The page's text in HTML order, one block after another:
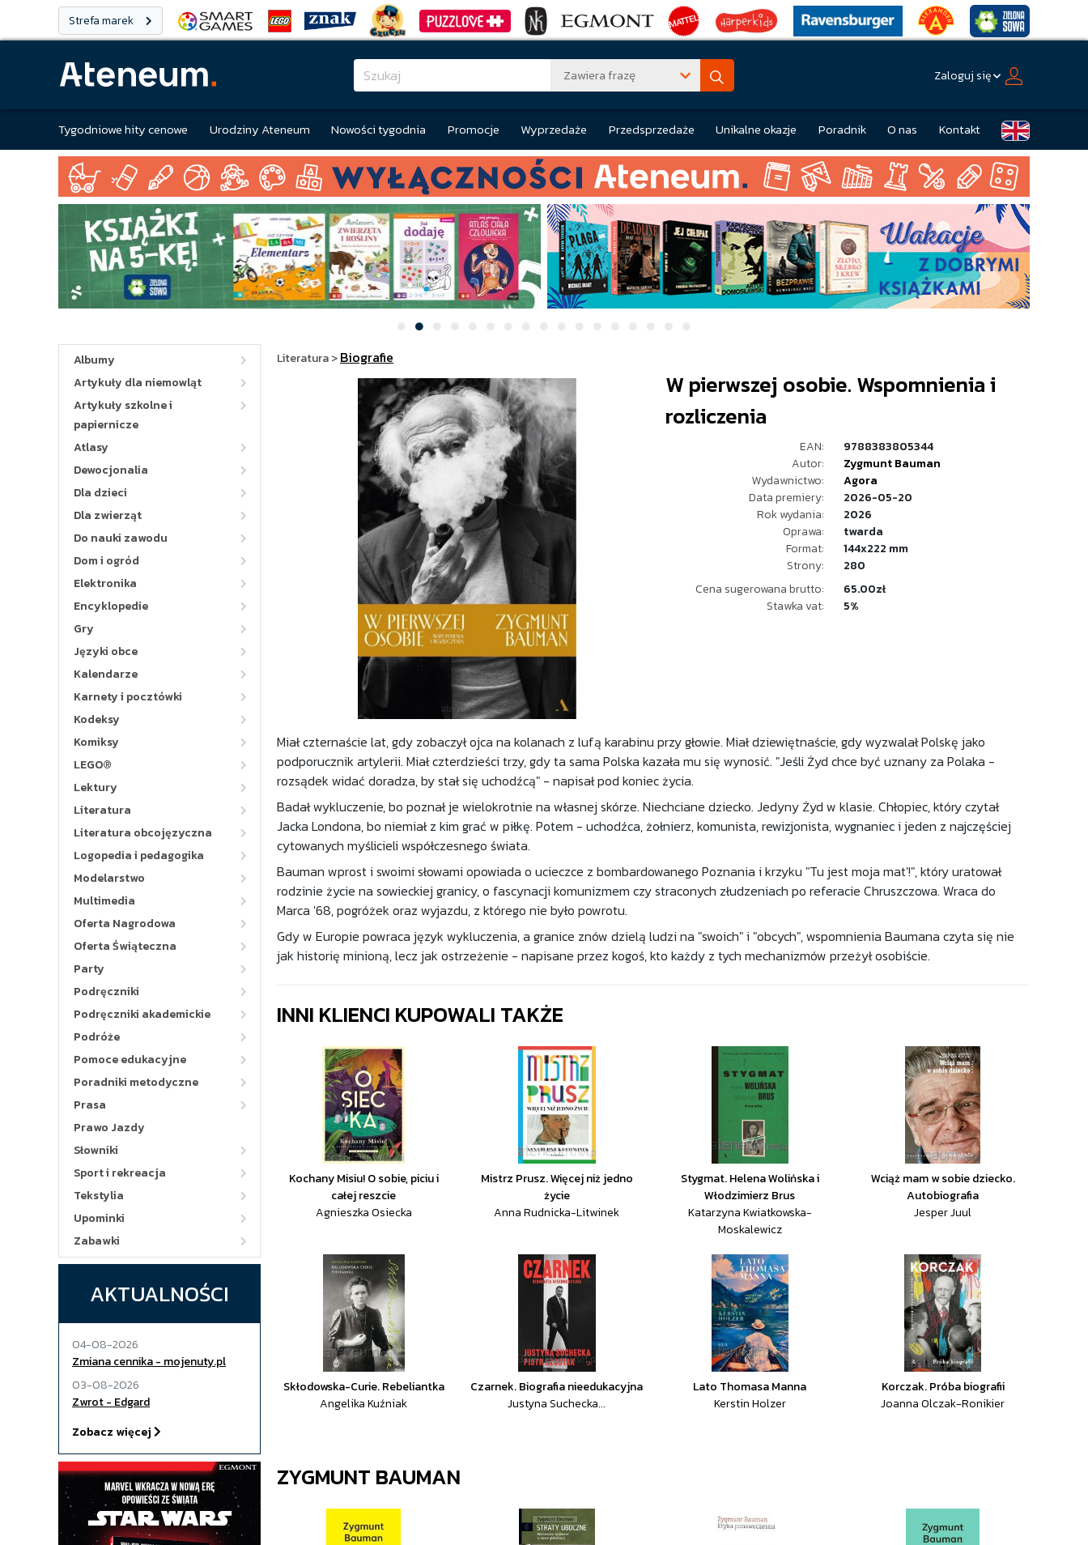
Strefa marek
Zawiera frazę Zaloguj się
Tygodniowe hity cenowe Urodziny Ateneum Nowości tygodnia Promocje Wyprzedaże Przedsprzedaże Unikalne okazje Poradnik O nas Kontakt
Albumy
Artykuły dla niemowląt
Artykuły szkolne i
papiernicze
Atlasy
Dewocjonalia
Dla dzieci
Dla zwierząt
Do nauki zawodu
Dom i ogród
Elektronika
Encyklopedie
Gry
Języki obce
Kalendarze
Karnety i pocztówki
Kodeksy
Komiksy
LEGO®
Lektury
Literatura
Literatura obcojęzyczna
Logopedia i pedagogika
Modelarstwo
Multimedia
Oferta Nagrodowa
Oferta Świąteczna
Party
Podręczniki
Podręczniki akademickie
Podróże
Pomoce edukacyjne
Poradniki metodyczne
Prasa
Prawo Jazdy
Słowniki
Sport i rekreacja
Tekstylia
Upominki
Zabawki
AKTUALNOŚCI
04-08-2026
Zmiana cennika - mojenuty.pl
03-08-2026
Zwrot - Edgard
Zobacz więcej
Literatura>Biografie
W pierwszej osobie. Wspomnienia i
rozliczenia
EAN:
9788383805344
Autor:
Zygmunt Bauman
Wydawnictwo:
Agora
Data premiery:
2026-05-20
Rok wydania:
2026
Oprawa:
twarda
Format:
144x222 mm
Strony:
280
Cena sugerowana brutto:
65.00zł
Stawka vat:
5%
Miał czternaście lat, gdy zobaczył ojca na kolanach z lufą karabinu przy głowie. Miał dziewiętnaście, gdy wyzwalał Polskę jako
podporucznik artylerii. Miał czterdzieści trzy, gdy ta sama Polska kazała mu się wynosić. "Jeśli Żyd chce być uznany za Polaka -
rozsądek widać doradza, by stał się uchodźcą" - napisał pod koniec życia.
Badał wykluczenie, bo poznał je wielokrotnie na własnej skórze. Niechciane dziecko. Jedyny Żyd w klasie. Chłopiec, który czytał
Jacka Londona, bo niemiał z kim grać w piłkę. Potem - uchodźca, żołnierz, komunista, rewizjonista, wygnaniec i jeden z najczęściej
cytowanych myślicieli współczesnego świata.
Bauman wprost i swoimi słowami opowiada o ucieczce z bombardowanego Poznania i krzyku "Tu jest moja mat'!", który uratował
rodzinie życie na sowieckiej granicy, o fascynacji komunizmem czy straconych złudzeniach po referacie Chruszczowa. Wraca do
Marca '68, pogróżek oraz wyjazdu, z którego nie było powrotu.
Gdy w Europie powraca język wykluczenia, a granice znów dzielą ludzi na "swoich" i "obcych", wspomnienia Baumana czyta się nie
jak historię minioną, lecz jak ostrzeżenie - napisane przez kogoś, kto każdy z tych mechanizmów przeżył osobiście.
INNI KLIENCI KUPOWALI TAKŻE
Kochany Misiu! O sobie, piciu i
całej reszcie
Agnieszka Osiecka
Mistrz Prusz. Więcej niż jedno
życie
Anna Rudnicka-Litwinek
Stygmat. Helena Wolińska i
Włodzimierz Brus
Katarzyna Kwiatkowska-
Moskalewicz
Wciąż mam w sobie dziecko.
Autobiografia
Jesper Juul
Skłodowska-Curie. Rebeliantka
Angelika Kuźniak
Czarnek. Biografia nieedukacyjna
Justyna Suchecka...
Lato Thomasa Manna
Kerstin Holzer
Korczak. Próba biografii
Joanna Olczak-Ronikier
ZYGMUNT BAUMAN